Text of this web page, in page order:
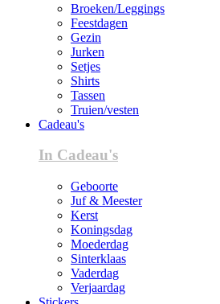
Broeken/Leggings
Feestdagen
Gezin
Jurken
Setjes
Shirts
Tassen
Truien/vesten
Cadeau's
In Cadeau's
Geboorte
Juf & Meester
Kerst
Koningsdag
Moederdag
Sinterklaas
Vaderdag
Verjaardag